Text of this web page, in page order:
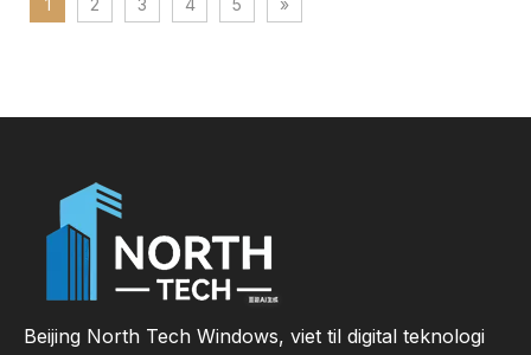
1 2 3 4 5 »
Beijing North Tech Windows, viet til digital teknologi